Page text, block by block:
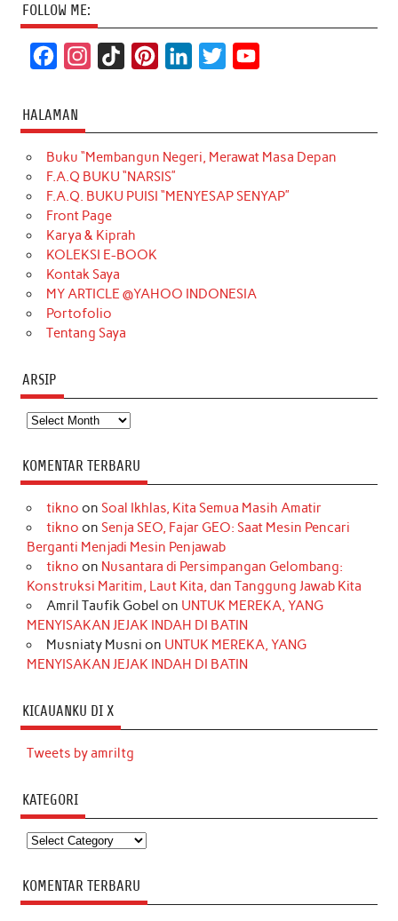
FOLLOW ME:
c
e
b
o
o
k
t
a
g
r
a
m
T
o
k
t
e
r
k
e
d
t
t
e
T
u
b
HALAMAN
Buku “Membangun Negeri, Merawat Masa Depan
F.A.Q BUKU “NARSIS”
F.A.Q. BUKU PUISI “MENYESAP SENYAP”
Front Page
Karya & Kiprah
KOLEKSI E-BOOK
Kontak Saya
MY ARTICLE @YAHOO INDONESIA
Portofolio
Tentang Saya
ARSIP
Arsip
KOMENTAR TERBARU
tikno on Soal Ikhlas, Kita Semua Masih Amatir
tikno on Senja SEO, Fajar GEO: Saat Mesin Pencari
Berganti Menjadi Mesin Penjawab
tikno on Nusantara di Persimpangan Gelombang:
Konstruksi Maritim, Laut Kita, dan Tanggung Jawab Kita
Amril Taufik Gobel on UNTUK MEREKA, YANG
MENYISAKAN JEJAK INDAH DI BATIN
Musniaty Musni on UNTUK MEREKA, YANG
MENYISAKAN JEJAK INDAH DI BATIN
KICAUANKU DI X
Tweets by amriltg
KATEGORI
Kategori
KOMENTAR TERBARU